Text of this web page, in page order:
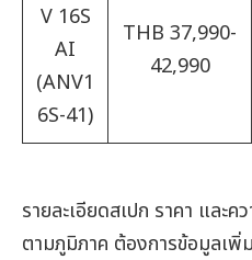
V 16S
AI
(ANV1
6S-41)
THB 37,990-
42,990
รายละเอียดสเปก ราคา และ
ตามภูมิภาค ต้องการข้อมูลเพิ่